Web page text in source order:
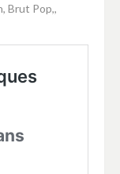
Brut Pop,,